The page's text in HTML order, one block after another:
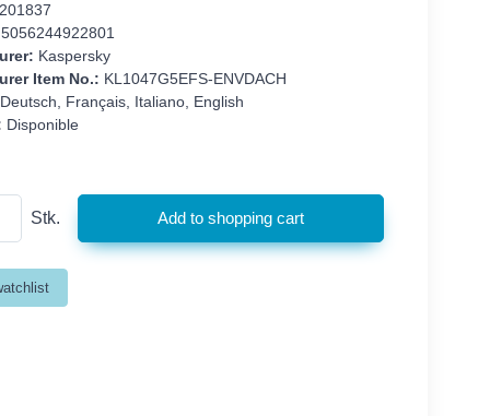
201837
5056244922801
Kaspersky
Item No.: KL1047G5EFS-ENVDACH
Deutsch, Français, Italiano, English
Disponible
Stk.